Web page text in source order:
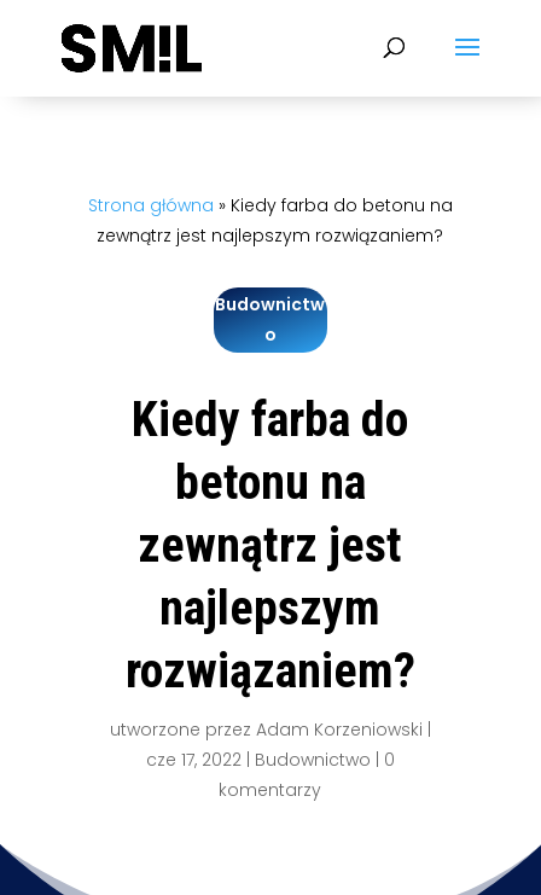
Strona główna » Kiedy farba do betonu na
zewnątrz jest najlepszym rozwiązaniem?
Budownictw
o
Kiedy farba do
betonu na
zewnątrz jest
najlepszym
rozwiązaniem?
utworzone przez Adam Korzeniowski
cze 17, 2022| Budownictwo
0
komentarzy